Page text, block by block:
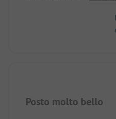
Posto molto bello